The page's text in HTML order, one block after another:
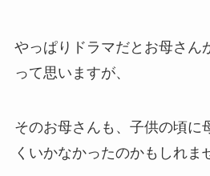
やっぱりドラマだとお母さ
って思いますが、
そのお母さんも、子供の頃に
くいかなかったのかもしれま